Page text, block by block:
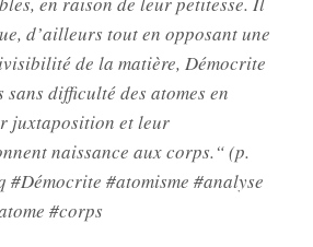
d’ailleurs tout en opposant une
de la matière, Démocrite
difficulté des atomes en
juxtaposition et leur
naissance aux corps.“ (p.
#Démocrite #atomisme #analyse
#corps